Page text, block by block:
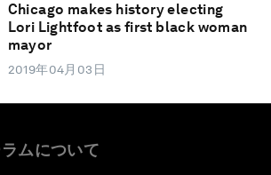
Chicago makes history electing
Lori Lightfoot as first black woman
mayor
2019年04月03日
ムについて